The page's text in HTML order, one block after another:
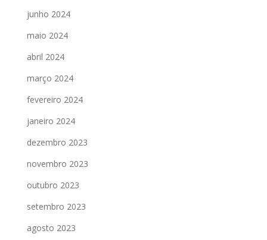
junho 2024
maio 2024
abril 2024
março 2024
fevereiro 2024
janeiro 2024
dezembro 2023
novembro 2023
outubro 2023
setembro 2023
agosto 2023